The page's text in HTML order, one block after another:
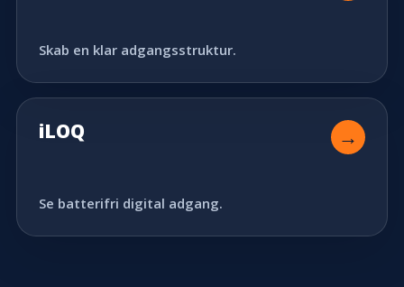
Skab en klar adgangsstruktur.
iLOQ →
Se batterifri digital adgang.